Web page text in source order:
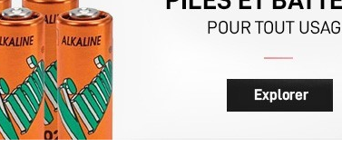
3,90 €
7,90 €
8,90 €
4,90 €